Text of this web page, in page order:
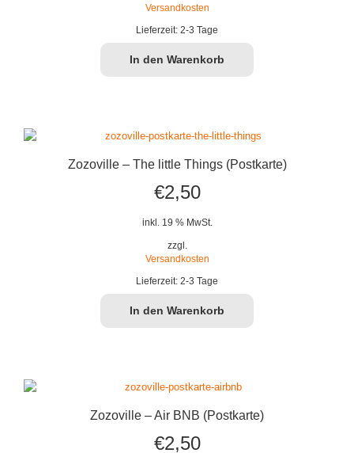
Versandkosten
Lieferzeit: 2-3 Tage
In den Warenkorb
Zozoville – The little Things (Postkarte)
€2,50
inkl. 19 % MwSt.
zzgl.
Versandkosten
Lieferzeit: 2-3 Tage
In den Warenkorb
Zozoville – Air BNB (Postkarte)
€2,50